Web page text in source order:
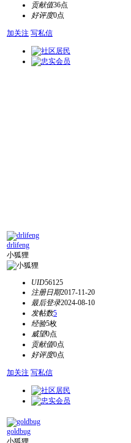
贡献值36点
好评度0点
加关注 写私信
drlifeng
小狐狸
UID56125
注册日期2017-11-20
最后登录2024-08-10
发帖数5
经验5枚
威望0点
贡献值0点
好评度0点
加关注 写私信
goldbug
小狐狸